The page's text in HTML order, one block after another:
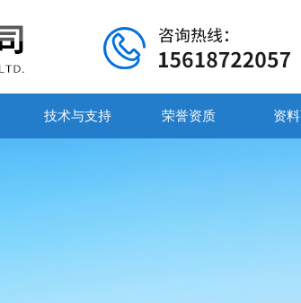
技术与支持 荣誉资质 资